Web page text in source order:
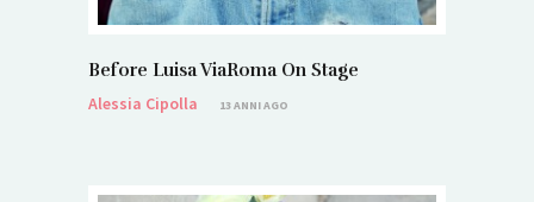
Before Luisa ViaRoma On Stage
Alessia Cipolla
13 ANNI AGO